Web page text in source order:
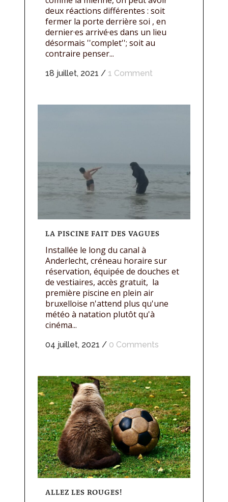
deux réactions différentes : soit
fermer la porte derrière soi , en
dernier·es arrivé·es dans un lieu
désormais ''complet''; soit au
contraire penser...
18 juillet, 2021 / 1 Comment
LA PISCINE FAIT DES VAGUES
Installée le long du canal à
Anderlecht, créneau horaire sur
réservation, équipée de douches et
de vestiaires, accès gratuit, la
première piscine en plein air
bruxelloise n'attend plus qu'une
météo à natation plutôt qu'à
cinéma...
04 juillet, 2021 / 0 Comments
ALLEZ LES ROUGES!